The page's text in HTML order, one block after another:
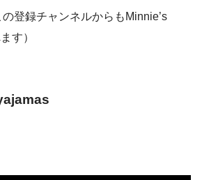
登録チャンネルからもMinnie’s
す）